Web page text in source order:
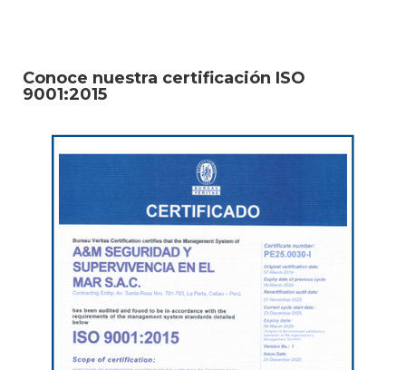
Conoce nuestra certificación ISO
9001:2015